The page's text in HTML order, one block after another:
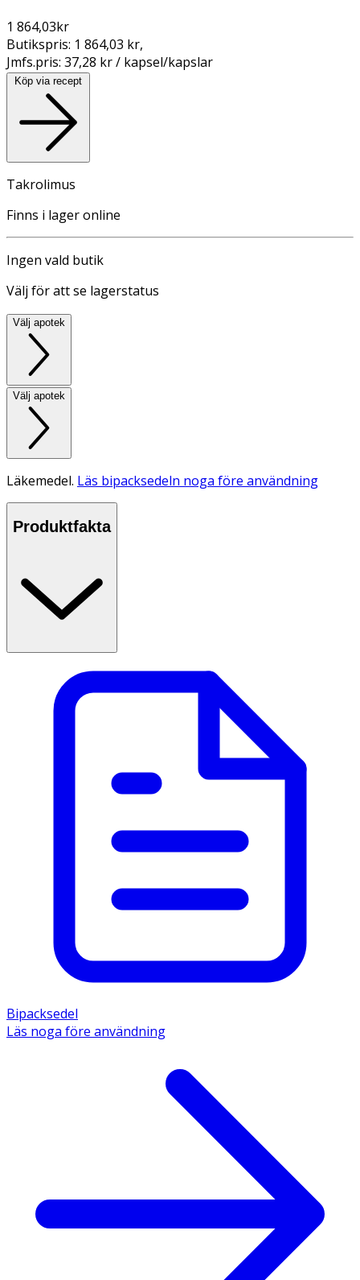
1 864,03kr
Butikspris: 1 864,03 kr,
Jmfs.pris: 37,28 kr / kapsel/kapslar
Köp via recept
Takrolimus
Finns i lager online
Ingen vald butik
Välj för att se lagerstatus
Välj apotek
Välj apotek
Läkemedel. Läs bipacksedeln noga före användning
Produktfakta
Bipacksedel
Läs noga före användning